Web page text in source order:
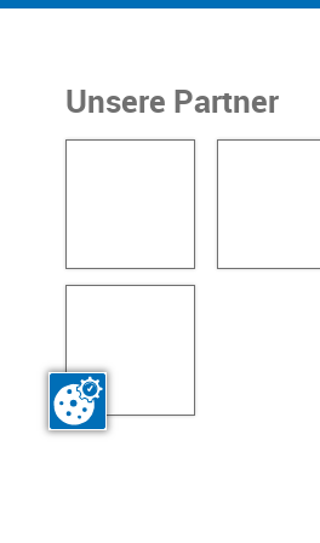
Unsere Partner